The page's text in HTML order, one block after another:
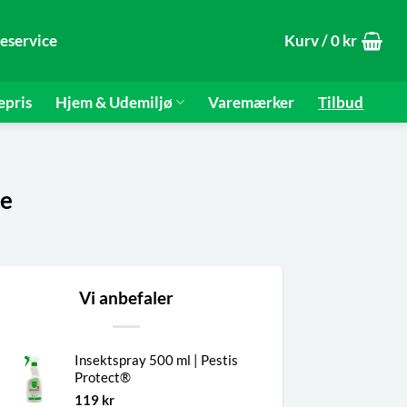
Kurv /0 kr
Hjem & Udemiljø Varemærker Tilbud
Vi anbefaler
Insektspray 500 ml | Pestis
Protect®
119 kr